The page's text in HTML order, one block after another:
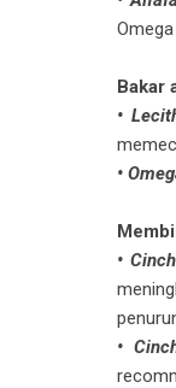
Omega
Bakar
•
•
•
•